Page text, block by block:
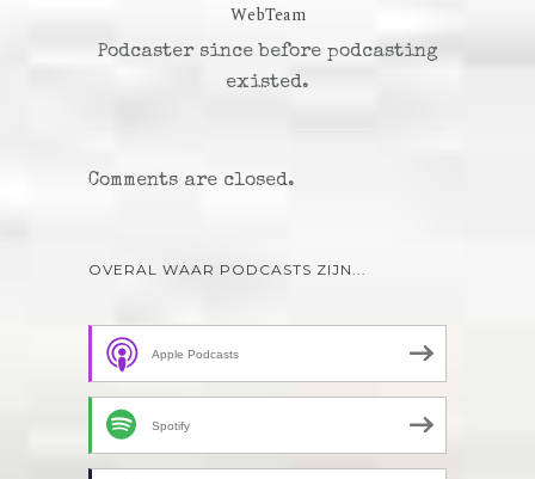
WebTeam
Podcaster since before podcasting
existed.
Comments are closed.
OVERAL WAAR PODCASTS ZIJN...
Apple Podcasts
Spotify